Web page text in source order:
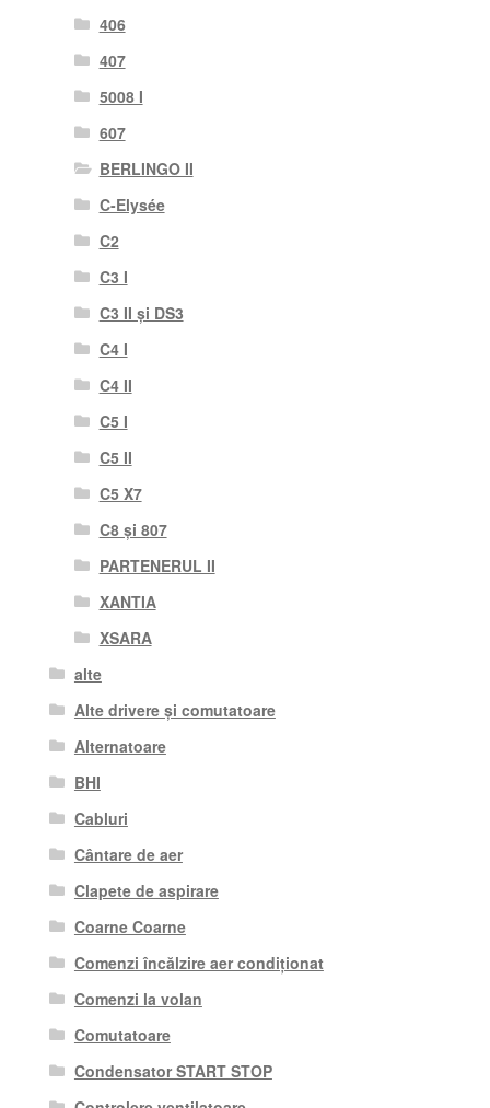
406
407
5008 I
607
BERLINGO II
C-Elysée
C2
C3 I
C3 II și DS3
C4 I
C4 II
C5 I
C5 II
C5 X7
C8 și 807
PARTENERUL II
XANTIA
XSARA
alte
Alte drivere și comutatoare
Alternatoare
BHI
Cabluri
Cântare de aer
Clapete de aspirare
Coarne Coarne
Comenzi încălzire aer condiționat
Comenzi la volan
Comutatoare
Condensator START STOP